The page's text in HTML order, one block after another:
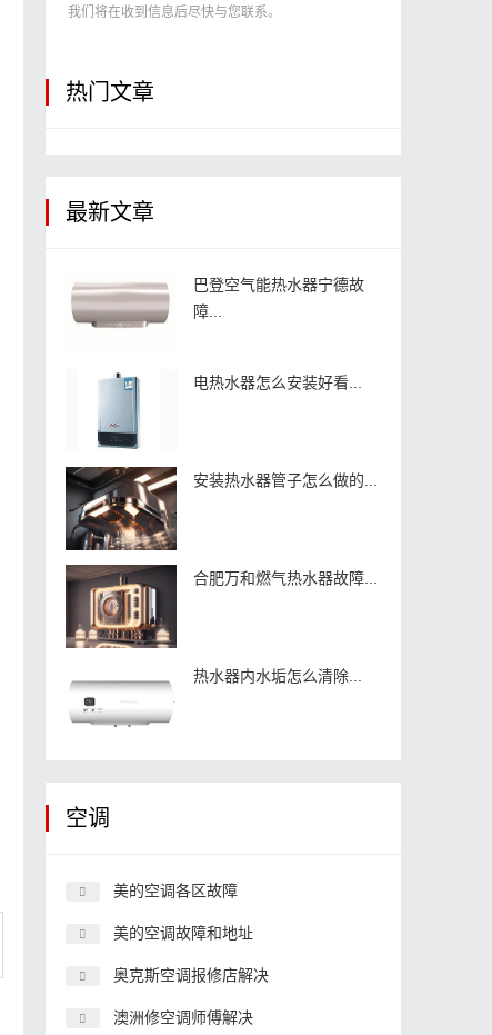
我们将在收到信息后尽快与您联系。
热门文章
最新文章
巴登空气能热水器宁德故
障...
电热水器怎么安装好看...
安装热水器管子怎么做的...
合肥万和燃气热水器故障...
热水器内水垢怎么清除...
空调
美的空调各区故障
美的空调故障和地址
奥克斯空调报修店解决
澳洲修空调师傅解决